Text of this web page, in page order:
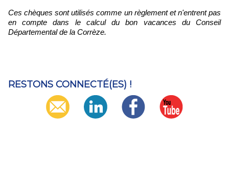
Ces chèques sont utilisés comme un règlement et n'entrent pas
en compte dans le calcul du bon vacances du Conseil
Départemental de la Corrèze.
RESTONS CONNECTÉ(ES) !